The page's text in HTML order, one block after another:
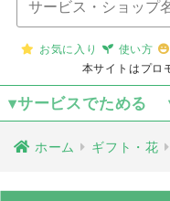
お気に入り 使い方
本サイトはプロ
▾サービスでためる
ホーム ギフト・花